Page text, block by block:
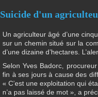
Suicide d'un
Un agriculteur âgé d’une
sur un chemin situé sur la
d’une dizaine d’hectares.
Selon Yves Badorc,
fin à ses jours à cause des
« C’est une exploitation qui
n’a pas laissé de mot », a